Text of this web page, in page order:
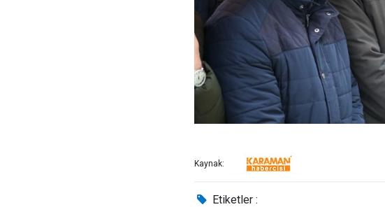
Kaynak:
Etiketler :